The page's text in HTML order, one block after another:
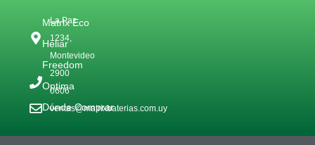
La Paz
1234,
Montevideo
2900
0606
ventas@matrixbaterias.com.uy
Matrix Eco
Heliar
Freedom
Optima
Dónde Comprar